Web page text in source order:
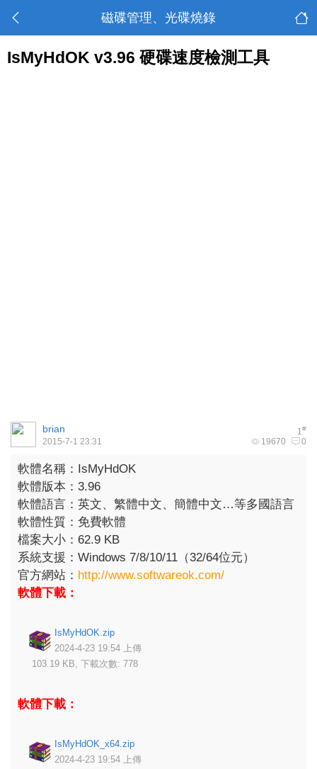
磁碟管理、光碟燒錄
IsMyHdOK v3.96 硬碟速度檢測工具
1#
brian
19670 0
2015-7-1 23:31
軟體名稱：IsMyHdOK
軟體版本：3.96
軟體語言：英文、繁體中文、簡體中文…等多國語言
軟體性質：免費軟體
檔案大小：62.9 KB
系統支援：Windows 7/8/10/11（32/64位元）
官方網站： http://www.softwareok.com/
軟體下載：
IsMyHdOK.zip
2024-4-23 19:54 上傳
103.19 KB, 下載次數: 778
軟體下載：
IsMyHdOK_x64.zip
2024-4-23 19:54 上傳